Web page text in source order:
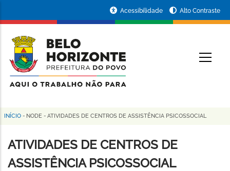
conteúdo
principal
da
Prefeitura
de
Horizonte
Acessibilidade Alto Contraste
Trilha
de
navegação
INÍCIO - NODE - ATIVIDADES DE CENTROS DE ASSISTÊNCIA PSICOSSOCIAL
ATIVIDADES DE CENTROS DE
ASSISTÊNCIA PSICOSSOCIAL